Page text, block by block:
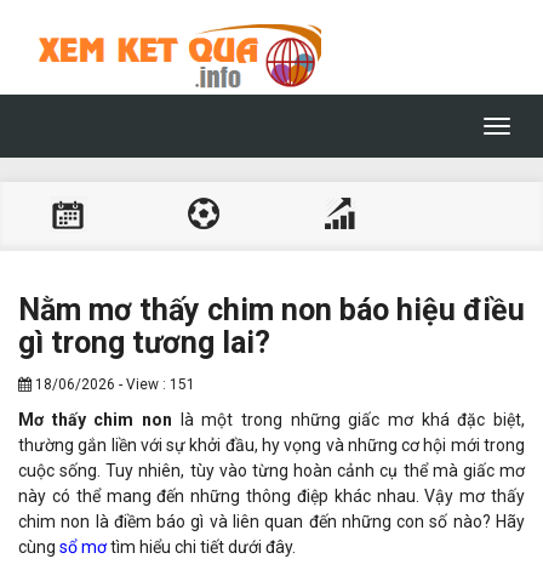
Nằm mơ thấy chim non báo hiệu điều
gì trong tương lai?
18/06/2026 - View : 151
Mơ thấy chim non là một trong những giấc mơ khá đặc biệt,
thường gắn liền với sự khởi đầu, hy vọng và những cơ hội mới trong
cuộc sống. Tuy nhiên, tùy vào từng hoàn cảnh cụ thể mà giấc mơ
này có thể mang đến những thông điệp khác nhau. Vậy mơ thấy
chim non là điềm báo gì và liên quan đến những con số nào? Hãy
cùng sổ mơtìm hiểu chi tiết dưới đây.